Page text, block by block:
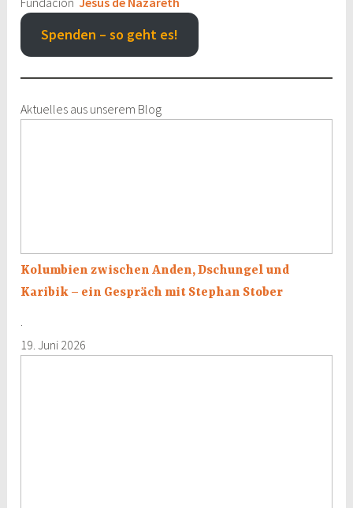
Spenden – so geht es!
Aktuelles aus unserem Blog
ein
Gespräch
Stephan
Stober
Kolumbien zwischen Anden, Dschungel und
Karibik – ein Gespräch mit Stephan Stober
·
19. Juni 2026